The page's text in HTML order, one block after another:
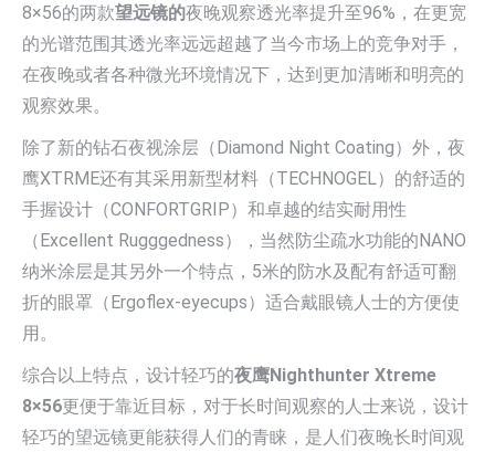
8×56的两款望远镜的夜晚观察透光率提升至96%，在更宽
的光谱范围其透光率远远超越了当今市场上的竞争对手，
在夜晚或者各种微光环境情况下，达到更加清晰和明亮的
观察效果。
除了新的钻石夜视涂层（Diamond Night Coating）外，夜
鹰XTRME还有其采用新型材料（TECHNOGEL）的舒适的
手握设计（CONFORTGRIP）和卓越的结实耐用性
（Excellent Rugggedness），当然防尘疏水功能的NANO
纳米涂层是其另外一个特点，5米的防水及配有舒适可翻
折的眼罩（Ergoflex-eyecups）适合戴眼镜人士的方便使
用。
综合以上特点，设计轻巧的夜鹰Nighthunter Xtreme
8×56更便于靠近目标，对于长时间观察的人士来说，设计
轻巧的望远镜更能获得人们的青睐，是人们夜晚长时间观